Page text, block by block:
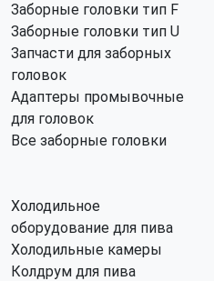
Заборные головки тип F
Заборные головки тип U
Запчасти для заборных
головок
Адаптеры промывочные
для головок
Все заборные головки
Холодильное
оборудование для пива
Холодильные камеры
Колдрум для пива